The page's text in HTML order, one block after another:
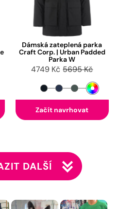
Dámská zateplená parka
Craft Corp. | Urban Padded
Parka W
4749 Kč 5695 Kč
Začít navrhovat
DALŠÍ